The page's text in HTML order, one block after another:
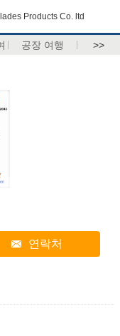
Products Co. ltd
공장 여행 >>
연락처